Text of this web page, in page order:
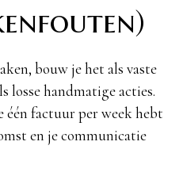
bouw je het als vaste
losse handmatige acties.
factuur per week hebt
en je communicatie